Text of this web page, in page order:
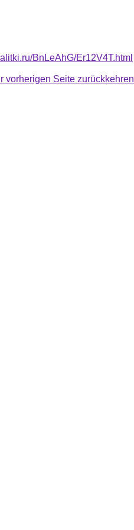
BnLeAhG/Er12V4T.html
vorherigen Seite zurückkehren